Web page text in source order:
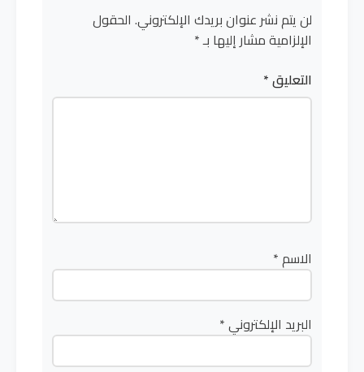
لن يتم نشر عنوان بريدك الإلكتروني. الحقول
الإلزامية مشار إليها بـ*
التعليق*
الاسم*
البريد الإلكتروني*